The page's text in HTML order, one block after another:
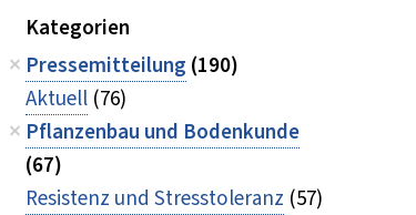
Kategorien
Pressemitteilung (190)
Aktuell (76)
Pflanzenbau und Bodenkunde
(67)
Resistenz und Stresstoleranz (57)